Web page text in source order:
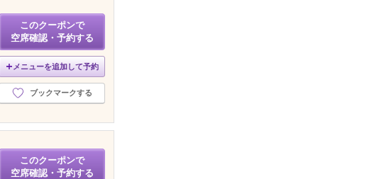
このクーポンで
空席確認・予約する
メニューを追加して予約
ブックマークする
このクーポンで
空席確認・予約する